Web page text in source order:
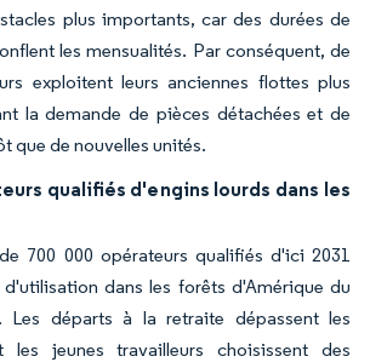
plus importants, car des durées de
les mensualités. Par conséquent, de
exploitent leurs anciennes flottes plus
la demande de pièces détachées et de
que de nouvelles unités.
qualifiés d'engins lourds dans les
700 000 opérateurs qualifiés d'ici 2031
dans les forêts d'Amérique du
Les départs à la retraite dépassent les
les jeunes travailleurs choisissent des